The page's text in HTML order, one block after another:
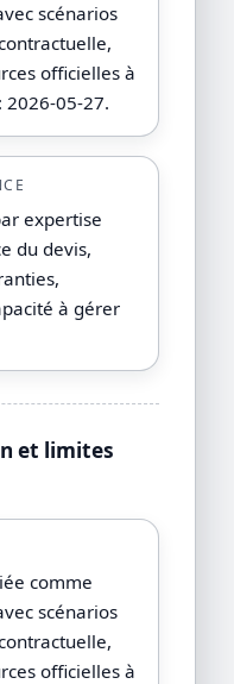
scénarios
officielles à
05-27.
expertise
du devis,
à gérer
et limites
comme
scénarios
officielles à